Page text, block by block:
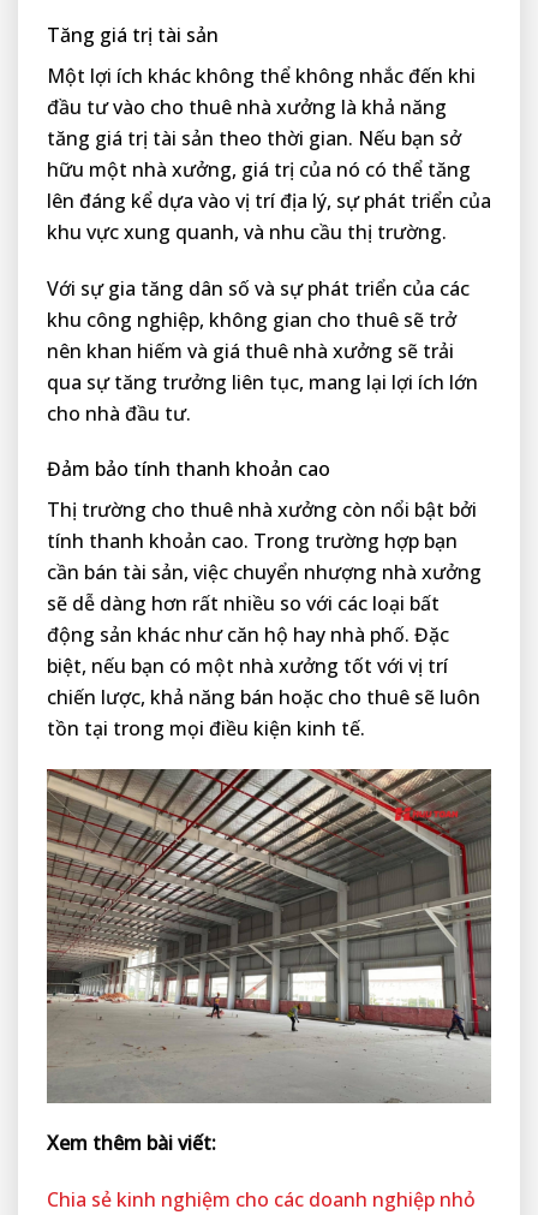
Tăng giá trị tài sản
Một lợi ích khác không thể không nhắc đến khi
đầu tư vào cho thuê nhà xưởng là khả năng
tăng giá trị tài sản theo thời gian. Nếu bạn sở
hữu một nhà xưởng, giá trị của nó có thể tăng
lên đáng kể dựa vào vị trí địa lý, sự phát triển của
khu vực xung quanh, và nhu cầu thị trường.
Với sự gia tăng dân số và sự phát triển của các
khu công nghiệp, không gian cho thuê sẽ trở
nên khan hiếm và giá thuê nhà xưởng sẽ trải
qua sự tăng trưởng liên tục, mang lại lợi ích lớn
cho nhà đầu tư.
Đảm bảo tính thanh khoản cao
Thị trường cho thuê nhà xưởng còn nổi bật bởi
tính thanh khoản cao. Trong trường hợp bạn
cần bán tài sản, việc chuyển nhượng nhà xưởng
sẽ dễ dàng hơn rất nhiều so với các loại bất
động sản khác như căn hộ hay nhà phố. Đặc
biệt, nếu bạn có một nhà xưởng tốt với vị trí
chiến lược, khả năng bán hoặc cho thuê sẽ luôn
tồn tại trong mọi điều kiện kinh tế.
Xem thêm bài viết:
Chia sẻ kinh nghiệm cho các doanh nghiệp nhỏ